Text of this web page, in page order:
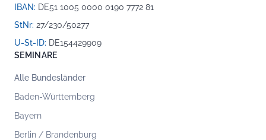
IBAN: DE51 1005 0000 0190 7772 81
StNr: 27/230/50277
U-St-ID: DE154429909
SEMINARE
Alle Bundesländer
Baden-Württemberg
Bayern
Berlin / Brandenburg